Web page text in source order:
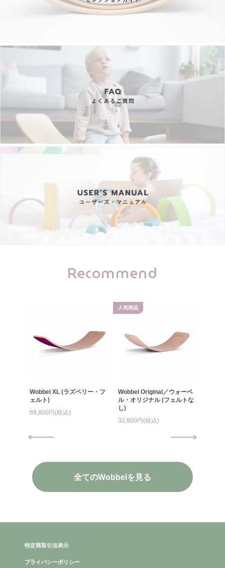
Recommend
Wobbel XL (ラズベリー・フ
ェルト)
69,800円(税込)
人気商品
Wobbel Original／ウォーベ
ル・オリジナル (フェルトな
し)
32,800円(税込)
全てのWobbelを見る
特定商取引法表示
プライバシーポリシー